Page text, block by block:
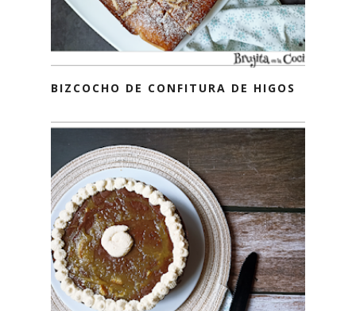
BIZCOCHO DE CONFITURA DE HIGOS